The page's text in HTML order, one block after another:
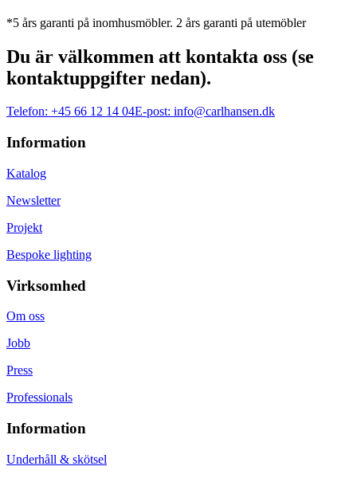
*5 års garanti på inomhusmöbler. 2 års garanti på utemöbler
Du är välkommen att kontakta oss (se
kontaktuppgifter nedan).
Telefon: +45 66 12 14 04E-post: info@carlhansen.dk
Information
Katalog
Newsletter
Projekt
Bespoke lighting
Virksomhed
Om oss
Jobb
Press
Professionals
Information
Underhåll & skötsel